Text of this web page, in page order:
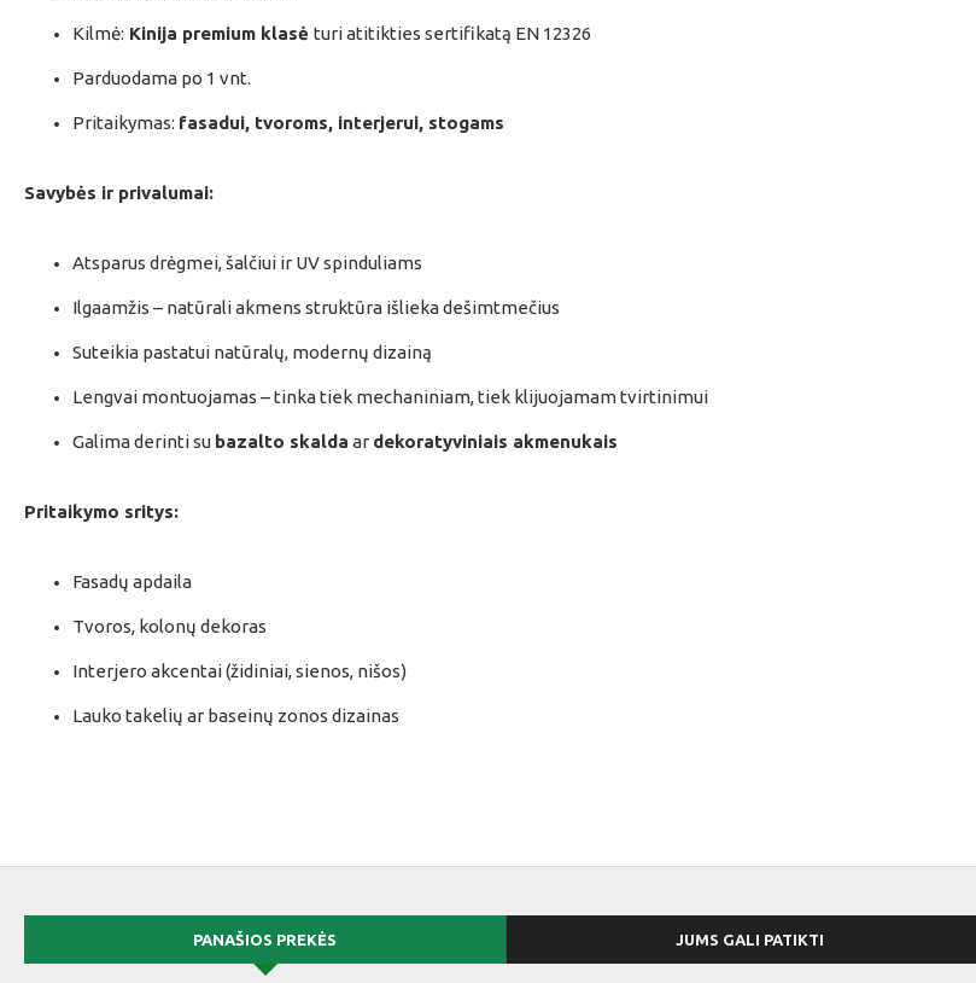
Kilmė: Kinija premium klasė turi atitikties sertifikatą EN 12326
Parduodama po 1 vnt.
Pritaikymas: fasadui, tvoroms, interjerui, stogams
Savybės ir privalumai:
Atsparus drėgmei, šalčiui ir UV spinduliams
Ilgaamžis – natūrali akmens struktūra išlieka dešimtmečius
Suteikia pastatui natūralų, modernų dizainą
Lengvai montuojamas – tinka tiek mechaniniam, tiek klijuojamam tvirtinimui
Galima derinti su bazalto skalda ar dekoratyviniais akmenukais
Pritaikymo sritys:
Fasadų apdaila
Tvoros, kolonų dekoras
Interjero akcentai (židiniai, sienos, nišos)
Lauko takelių ar baseinų zonos dizainas
PANAŠIOS PREKĖS JUMS GALI PATIKTI